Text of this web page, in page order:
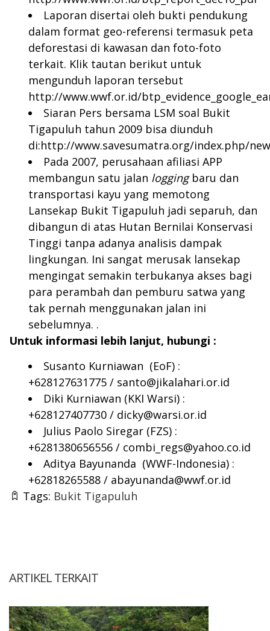
Laporan disertai oleh bukti pendukung
dalam format geo-referensi termasuk peta
deforestasi di kawasan dan foto-foto
terkait. Klik tautan berikut untuk
mengunduh laporan tersebut
http://www.wwf.or.id/
Siaran Pers bersama LSM soal Bukit
Tigapuluh tahun 2009 bisa diunduh
di:http://www.savesumatra.org/index.php/
Pada 2007, perusahaan afiliasi APP
membangun satu jalan loggingbaru dan
transportasi kayu yang memotong
Lansekap Bukit Tigapuluh jadi separuh, dan
dibangun di atas Hutan Bernilai Konservasi
Tinggi tanpa adanya analisis dampak
lingkungan. Ini sangat merusak lansekap
mengingat semakin terbukanya akses bagi
para perambah dan pemburu satwa yang
tak pernah menggunakan jalan ini
sebelumnya. .
Untuk informasi lebih lanjut, hubungi :
Susanto Kurniawan (EoF) :
+628127631775 / santo@jikalahari.or.id
Diki Kurniawan (KKI Warsi) :
+628127407730 / dicky@warsi.or.id
Julius Paolo Siregar (FZS) :
+6281380656556 / combi_regs@yahoo.co.id
Aditya Bayunanda (WWF-Indonesia) :
+62818265588 / abayunanda@wwf.or.id
Tags: Bukit Tigapuluh
ARTIKEL TERKAIT